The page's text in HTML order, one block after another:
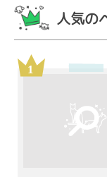
人気の